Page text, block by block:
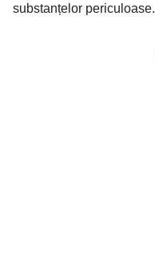
substanțelor periculoase.